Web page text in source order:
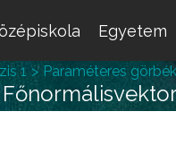
Egyetem
1 Paraméteres görbék